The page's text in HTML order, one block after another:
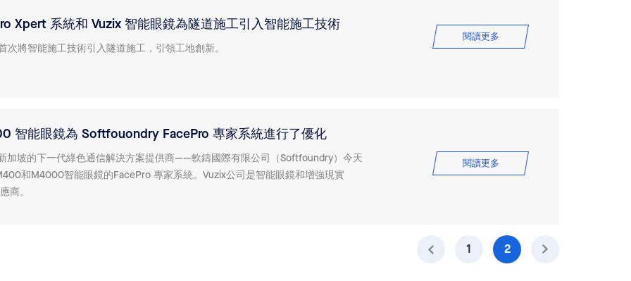
Xpert 系統和 Vuzix 智能眼鏡為隧道施工引入智能施工技術
次將智能施工技術引入隧道施工，引領工地創新。
閱讀更多
智能眼鏡為 Softfouondry FacePro 專家系統進行了優化
加坡的下一代綠色通信解決方案提供商——軟鑄國際有限公司（Softfoundry）今天
和M4000智能眼鏡的FacePro 專家系統。Vuzix公司是智能眼鏡和增強現實
商。
閱讀更多
1 2